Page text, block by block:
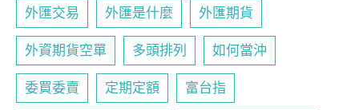
外匯交易 外匯是什麼 外匯期貨
外資期貨空單 多頭排列 如何當沖
委買委賣 定期定額 富台指